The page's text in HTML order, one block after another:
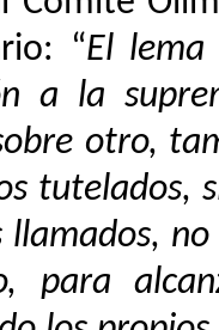
“El lema
a la
otro,
tutelados,
llamados,
para